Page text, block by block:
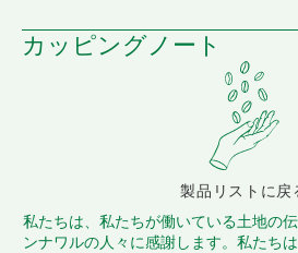
カッピングノート
製品リストに戻
私たちは、私たちが働いている土地の
ンナワルの人々に感謝します。私たち